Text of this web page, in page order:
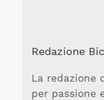
Redazione
La redazione
per passione